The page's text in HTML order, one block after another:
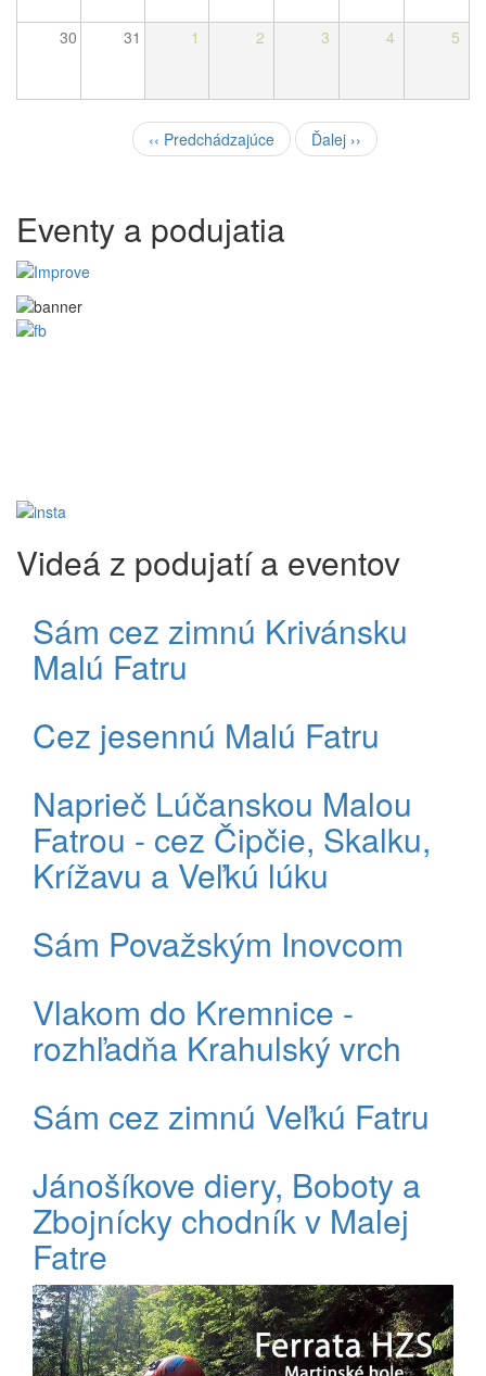
30 31 1 2 3 4 5
‹‹ Predchádzajúce Ďalej ››
Eventy a podujatia
Videá z podujatí a eventov
Sám cez zimnú Krivánsku
Malú Fatru
Cez jesennú Malú Fatru
Naprieč Lúčanskou Malou
Fatrou - cez Čipčie, Skalku,
Krížavu a Veľkú lúku
Sám Považským Inovcom
Vlakom do Kremnice -
rozhľadňa Krahulský vrch
Sám cez zimnú Veľkú Fatru
Jánošíkove diery, Boboty a
Zbojnícky chodník v Malej
Fatre